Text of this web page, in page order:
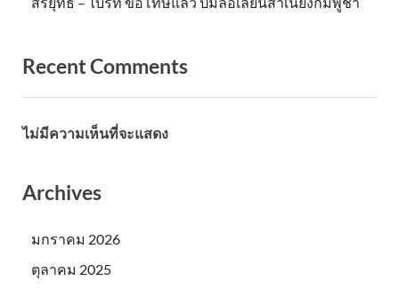
Recent Comments
ไม่มีความเห็นที่จะแสดง
Archives
มกราคม 2026
ตุลาคม 2025